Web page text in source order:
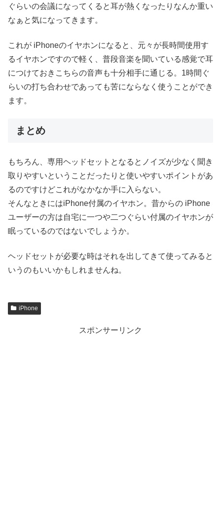
ぐらいの会議になってくると耳が熱くなったりなんか重い
なぁと気になってきます。
これが iPhoneのイヤホンになると、元々が長時間使用す
るイヤホンですので軽く、普段音楽を聞いている感覚で耳
につけておきこちらの音声も十分相手に通じる。1時間ぐ
らいの打ち合わせであっても苦にならなく使うことができ
ます。
まとめ
もちろん、専用ヘッドセットとなるとノイズが少なく聞き
取りやすいということだったりと使いやすいポイントがあ
るのですけどこれがなかなか手に入らない。
そんなときにはiPhone付属のイヤホン。昔からの iPhone
ユーザーの方は自宅に一つや二つぐらい付属のイヤホンが
眠っているのではないでしょうか。
ヘッドセットが必要な時はそれを出してきて使ってみると
いうのもいいかもしれませんね。
iPhone
スポンサーリンク